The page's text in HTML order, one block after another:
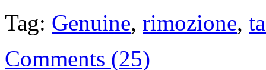
Tag: Genuine, rimozione,
Comments (25)